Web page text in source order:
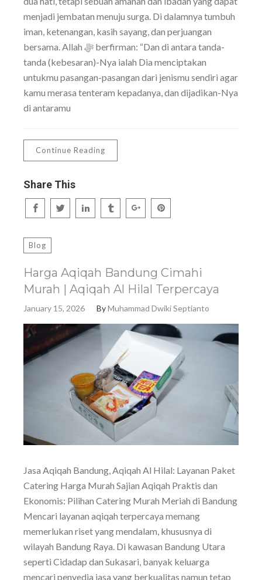
menjadi jembatan menuju surga. Di dalamnya tumbuh
iman, ketenangan, kasih sayang, dan perjuangan
bersama. Allah ﷻ berfirman: “Dan di antara tanda-
tanda (kebesaran)-Nya ialah Dia menciptakan
untukmu pasangan-pasangan dari jenismu sendiri agar
kamu merasa tenteram kepadanya, dan dijadikan-Nya
di antaramu
Continue Reading
Share This
Blog
Harga Aqiqah Bandung Cimahi
Murah | Aqiqah Al Hilal Terpercaya
January 15, 2026 ByMuhammad Dwiki Septianto
Jasa Aqiqah Bandung, Aqiqah Al Hilal: Layanan Paket
Catering Harga Murah Sajian Aqiqah Praktis dan
Ekonomis: Pilihan Catering Murah Meriah di Bandung
Mencari layanan aqiqah terpercaya memang
memerlukan riset yang mendalam, khususnya di
wilayah Bandung Raya. Di kawasan Bandung Utara
seperti Cidadap dan Sukasari, banyak keluarga
mencari penyedia jasa yang berkualitas namun tetap